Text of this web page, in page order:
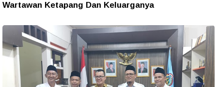
Wartawan Ketapang Dan Keluarganya